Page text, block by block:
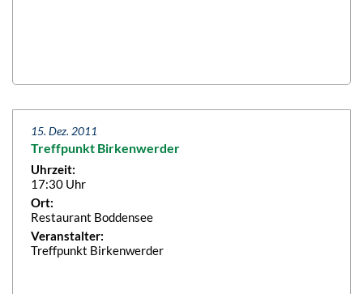
15. Dez. 2011
Treffpunkt Birkenwerder
Uhrzeit:
17:30 Uhr
Ort:
Restaurant Boddensee
Veranstalter:
Treffpunkt Birkenwerder